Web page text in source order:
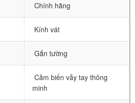
Chính hãng
Kính vát
Gắn tường
Cảm biến vẫy tay thông
minh